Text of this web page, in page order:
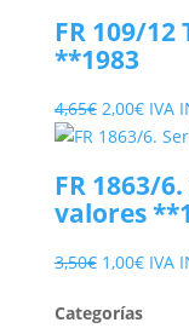
era:
1,40€.
es:
FR 109/12
**1983
4,65€ El
precio
era:
4,65€.
2,00€El
es:
2,00€.
IVA
FR 1863/
valores
3,50€ El
original
1,00€El
actual
IVA
Categorías